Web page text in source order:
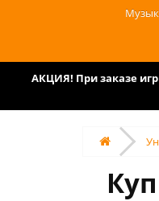
АКЦИЯ! При заказе